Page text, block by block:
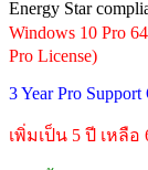
Energy Star
Windows 10 Pro
Pro License)
3 Year Pro
เพิ่มเป็น 5 ปี เหลือ